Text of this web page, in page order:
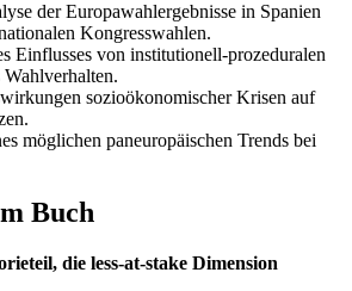
der Europawahlergebnisse in Spanien
Kongresswahlen.
Einflusses von institutionell-prozeduralen
sozioökonomischer Krisen auf
möglichen paneuropäischen Trends bei
Buch
die less-at-stake Dimension